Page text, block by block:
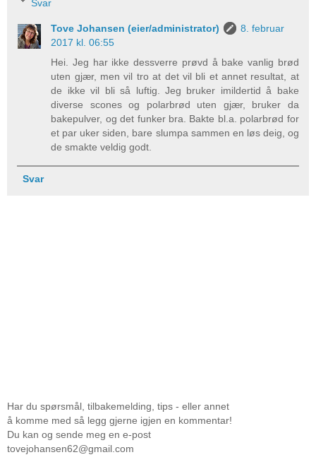
Svar
Tove Johansen (eier/administrator)
8. februar
2017 kl. 06:55
Hei. Jeg har ikke dessverre prøvd å bake vanlig brød
uten gjær, men vil tro at det vil bli et annet resultat, at
de ikke vil bli så luftig. Jeg bruker imildertid å bake
diverse scones og polarbrød uten gjær, bruker da
bakepulver, og det funker bra. Bakte bl.a. polarbrød for
et par uker siden, bare slumpa sammen en løs deig, og
de smakte veldig godt.
Svar
Har du spørsmål, tilbakemelding, tips - eller annet
å komme med så legg gjerne igjen en kommentar!
Du kan og sende meg en e-post
tovejohansen62@gmail.com